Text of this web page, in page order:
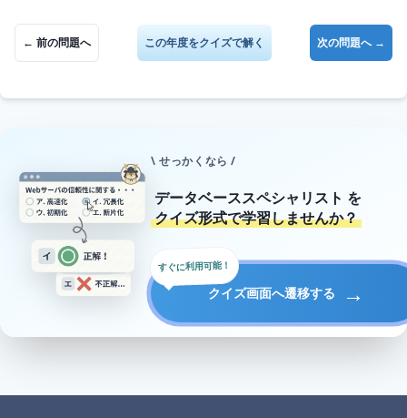
← 前の問題へ この年度をクイズで解く 次の問題へ →
\ せっかくなら /
データベーススペシャリスト を
クイズ形式で学習しませんか？
クイズ画面へ遷移する →
すぐに利用可能！